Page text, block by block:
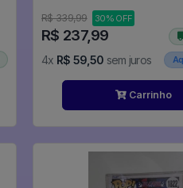
R$ 339,99 30% OFF
R$ 237,99
4x R$ 59,50 sem juros
Carrinho